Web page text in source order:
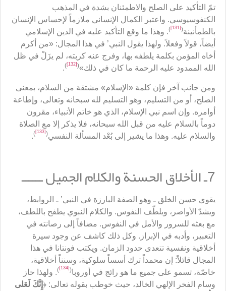
تمّ التأكيد على الصلح والاطمئنان بشدة في المذهب
الكنفوسيوسي. واعتبر الكمال الإنساني ملازماً لإحساس الإنسان
بالطمأنينة(
[131]
). وهذا ما وقع التأكيد عليه في الدين الإسلامي
أيضاً، قولاً وفعلاً. ولهذا يقول النبي’ في هذا المجال: «من أكرم
أخاه المؤمن بكلمة يلطفه بها، وفرج عنه كربته، لم يزَلْ في ظل
الله الممدود عليه الرحمة ما كان في ذلك»(
[132]
)
.
ومن جانب آخر فإن كلمة «الإسلام» مشتقة من السلام، بمعنى
الصلح، أو من التسليم، وهو التسليم لله سبحانه وتعالى، وإطاعة
أوامره. وإن اسم نبي الإسلام، الذي هو خاتم الأنبياء، مقرون
دوماً بالسلام عليه من قبل الله سبحانه، فلا يذكر إلا مع الصلاة
والسلام عليه. وهذا ما يشير إلى بُعْد المسألة النفسي(
[133]
)
.
7ـ الأخلاق الحسنة والكلام الجميل ــــــ
يقوي حسن الخلق ـ وهو الصفة البارزة في النبي’ ـ الروابط،
ويشدّ الأواصر، ويلطّف النفوس. والكلام النبوي يطفح باللطف،
مع بعثه للسرور والأمل في النفوس. مضافاً إلى رصانته في
التعبير، وأدبه في الإبراز. وكل ذلك كاشف عن وجود سيرة
أخلاقية ونفسية تتعدى حدود الزمان. ويكتب فونتانا في هذا
المجال قائلاً: إن محمداً ترك أسساً سلوكية، وسنناً أخلاقية،
خاصّة، تسمو على جميع ما هو رائج في أوروبا(
[134]
). ولهذا حاز
وسام الفخر الإلهي الخالد، حيث خوطب بقوله تعالى: ﴿إِنَّكَ لَعَلى